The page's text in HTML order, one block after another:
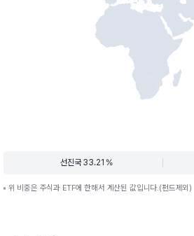
선진국 33.21 %
위 비중은 주식과 ETF에 한해서 계산된 값입니다.(펀드제외)